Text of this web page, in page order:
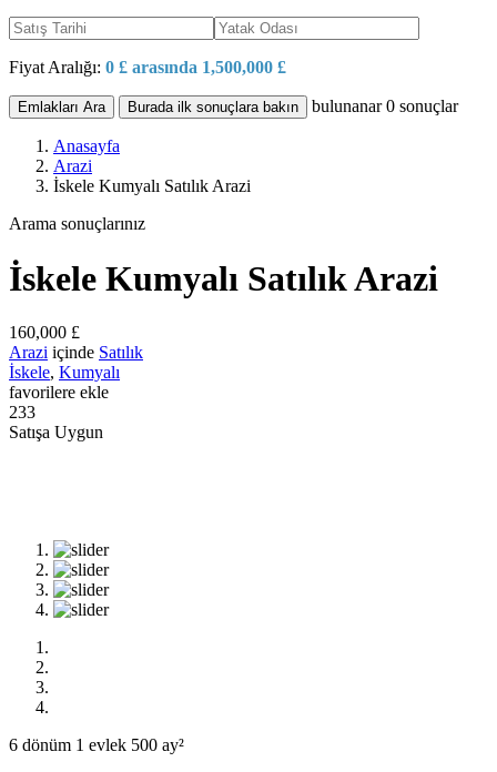
Fiyat Aralığı: 0 £ arasında 1,500,000 £
Emlakları Ara Burada ilk sonuçlara bakın bulunanar0 sonuçlar
Anasayfa
Arazi
İskele Kumyalı Satılık Arazi
Arama sonuçlarınız
İskele Kumyalı Satılık Arazi
160,000 £
Arazi içinde Satılık
İskele, Kumyalı
favorilere ekle
233
Satışa Uygun
6 dönüm 1 evlek 500 ay²